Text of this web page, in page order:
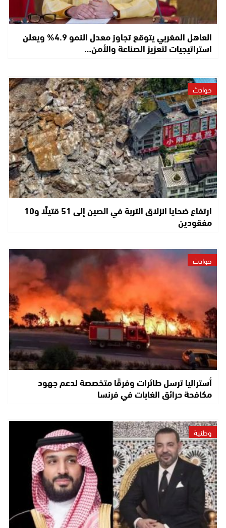
العاهل المغربي يتوقع تجاوز معدل النمو 4.9% ويعلن
استراتيجيات لتعزيز الصناعة والأمن…
حوادث
ارتفاع ضحايا انزلاق التربة في الصين إلى 51 قتيلًا و10
مفقودين
حوادث
أستراليا ترسل طائرات وفرقًا متخصصة لدعم جهود
مكافحة حرائق الغابات في فرنسا
وطنية